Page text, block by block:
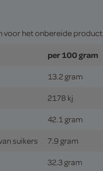
voor het onbereide product
per 100 gram
13.2 gram
2178 kj
42.1 gram
suikers 7.9 gram
32.3 gram